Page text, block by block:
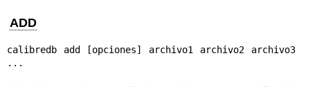
ADD
calibredb add [opciones] archivo1 archivo2 archivo3
...